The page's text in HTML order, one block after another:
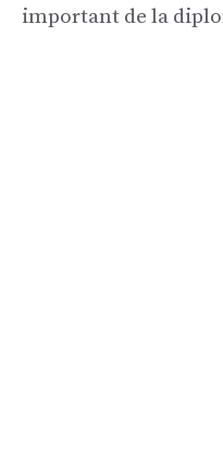
important de la